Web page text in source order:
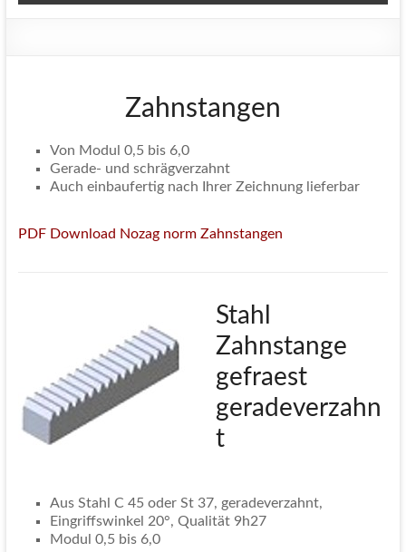
Zahnstangen
Von Modul 0,5 bis 6,0
Gerade- und schrägverzahnt
Auch einbaufertig nach Ihrer Zeichnung lieferbar
PDF Download Nozag norm Zahnstangen
Stahl
Zahnstange
gefraest
geradeverzahn
t
Aus Stahl C 45 oder St 37, geradeverzahnt,
Eingriffswinkel 20°, Qualität 9h27
Modul 0,5 bis 6,0